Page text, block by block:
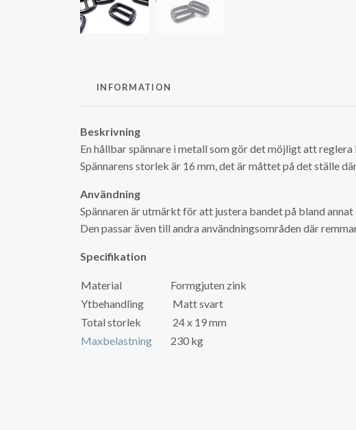
INFORMATION
Beskrivning
En hållbar spännare i metall som gör det möjligt att reglera
Spännarens storlek är 16 mm, det är måttet på det ställe
Användning
Spännaren är utmärkt för att justera bandet på bland
Den passar även till andra användningsområden där
Specifikation
Material
Formgjuten zink
Ytbehandling
Matt svart
Total storlek
24 x 19 mm
Maxbelastning
230 kg